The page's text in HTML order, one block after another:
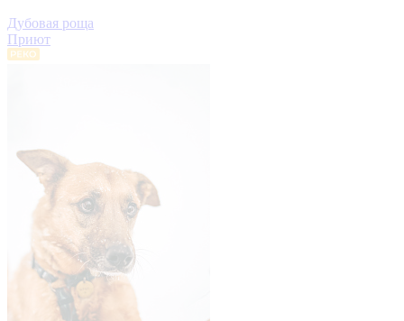
Дубовая роща
Приют